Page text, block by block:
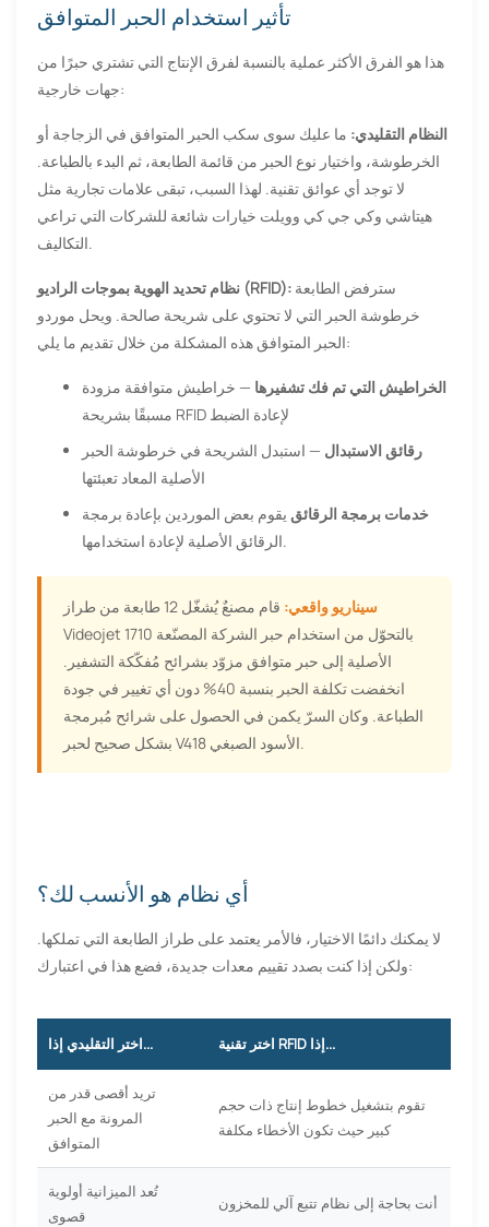
تأثير استخدام الحبر المتوافق
هذا هو الفرق الأكثر عملية بالنسبة لفرق الإنتاج التي تشتري حبرًا من
جهات خارجية:
النظام التقليدي: ما عليك سوى سكب الحبر المتوافق في الزجاجة أو
الخرطوشة، واختيار نوع الحبر من قائمة الطابعة، ثم البدء بالطباعة.
لا توجد أي عوائق تقنية. لهذا السبب، تبقى علامات تجارية مثل
هيتاشي وكي جي كي وويلت خيارات شائعة للشركات التي تراعي
التكاليف.
نظام تحديد الهوية بموجات الراديو (RFID):
خرطوشة الحبر التي لا تحتوي على شريحة صالحة. ويحل موردو
الحبر المتوافق هذه المشكلة من خلال تقديم ما يلي:
الخراطيش التي تم فك تشفيرها — خراطيش متوافقة مزودة
مسبقًا بشريحة RFID لإعادة الضبط
رقائق الاستبدال — استبدل الشريحة في خرطوشة الحبر
الأصلية المعاد تعبئتها
خدمات برمجة الرقائقيقوم بعض الموردين بإعادة برمجة
الرقائق الأصلية لإعادة استخدامها.
سيناريو واقعي:
قام مصنعٌ يُشغّل 12 طابعة من طراز
Videojet 1710 بالتحوّل من استخدام حبر الشركة المصنّعة
الأصلية إلى حبر متوافق مزوّد بشرائح مُفكّكة التشفير.
انخفضت تكلفة الحبر بنسبة 40% دون أي تغيير في جودة
الطباعة. وكان السرّ يكمن في الحصول على شرائح مُبرمجة
بشكل صحيح لحبر V418 الأسود الصبغي.
أي نظام هو الأنسب لك؟
لا يمكنك دائمًا الاختيار، فالأمر يعتمد على طراز الطابعة التي تملكها.
ولكن إذا كنت بصدد تقييم معدات جديدة، فضع هذا في اعتبارك:
اختر التقليدي إذا... اختر تقنية RFID إذا...
تريد أقصى قدر من
المرونة مع الحبر
المتوافق
تقوم بتشغيل خطوط إنتاج ذات حجم
كبير حيث تكون الأخطاء مكلفة
تُعد الميزانية أولوية
قصوى
أنت بحاجة إلى نظام تتبع آلي للمخزون